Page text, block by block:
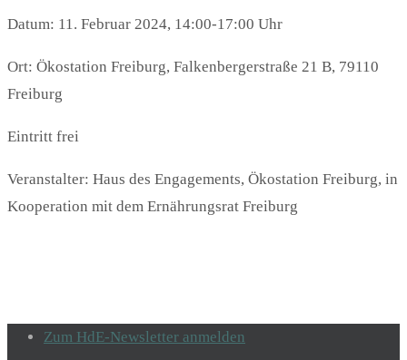
Datum: 11. Februar 2024, 14:00-17:00 Uhr
Ort: Ökostation Freiburg, Falkenbergerstraße 21 B, 79110
Freiburg
Eintritt frei
Veranstalter: Haus des Engagements, Ökostation Freiburg, in
Kooperation mit dem Ernährungsrat Freiburg
Zum HdE-Newsletter anmelden